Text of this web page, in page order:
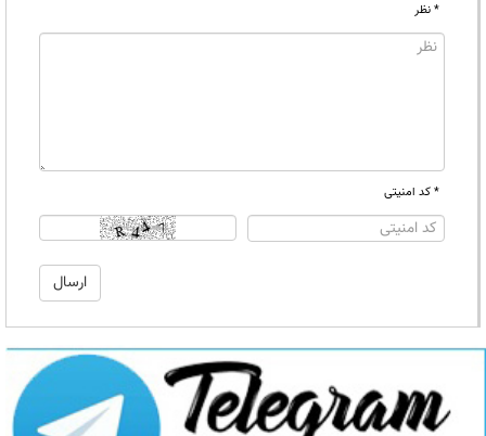
* نظر
* کد امنیتی